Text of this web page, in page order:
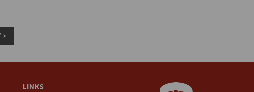
LINKS SERVICELINKS